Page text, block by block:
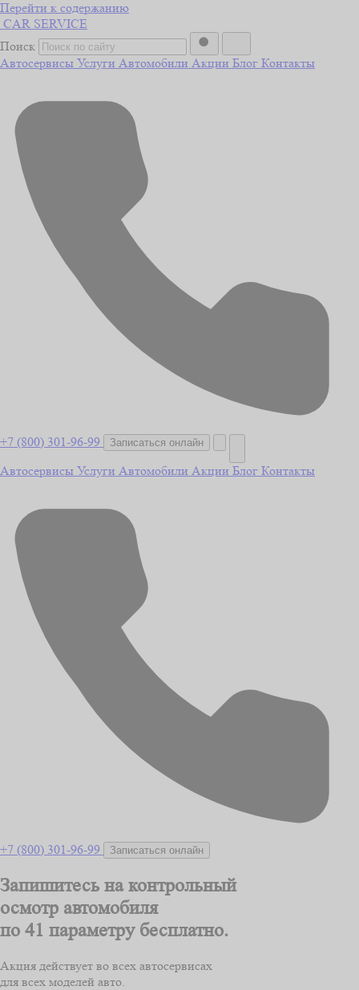
Перейти к содержанию
CAR SERVICE
Поиск
Автосервисы Услуги Автомобили Акции Блог Контакты
+7 (800) 301-96-99 Записаться онлайн
Автосервисы Услуги Автомобили Акции Блог Контакты
+7 (800) 301-96-99 Записаться онлайн
Запишитесь на контрольный
осмотр автомобиля
по 41 параметру бесплатно.
Акция действует во всех автосервисах
для всех моделей авто.